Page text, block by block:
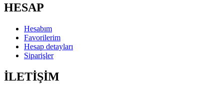
HESAP
Hesabım
Favorilerim
Hesap detayları
Siparişler
İLETİŞİM